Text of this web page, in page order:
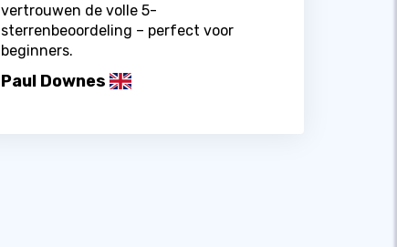
vertrouwen de volle 5-
sterrenbeoordeling – perfect voor
beginners.
Paul Downes